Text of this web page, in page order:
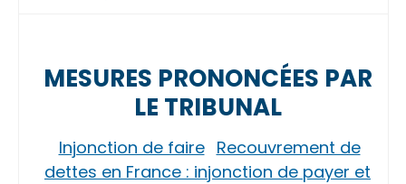
MESURES PRONONCÉES PAR
LE TRIBUNAL
Injonction de faire Recouvrement de
dettes en France : injonction de payer et